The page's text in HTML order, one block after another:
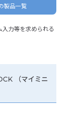
製品一覧
力等を求められる
（マイミニ